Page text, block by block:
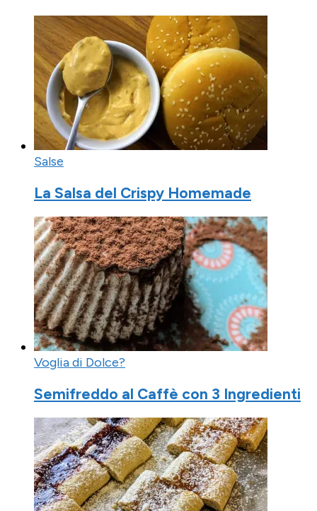
Salse
La Salsa del Crispy Homemade
Voglia di Dolce?
Semifreddo al Caffè con 3 Ingredienti